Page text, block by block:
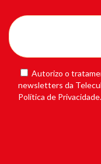
Autorizo o
newsletters da
Política de Privacidade.